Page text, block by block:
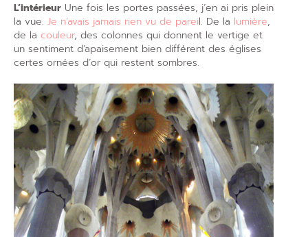
L’intérieur Une fois les portes passées, j’en ai pris plein
la vue. Je n’avais jamais rien vu de pareil. De la lumière,
de la couleur, des colonnes qui donnent le vertige et
un sentiment d’apaisement bien différent des églises
certes ornées d’or qui restent sombres.